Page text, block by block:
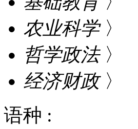
农业科学 〉
哲学政法 〉
经济财政 〉
语种 :